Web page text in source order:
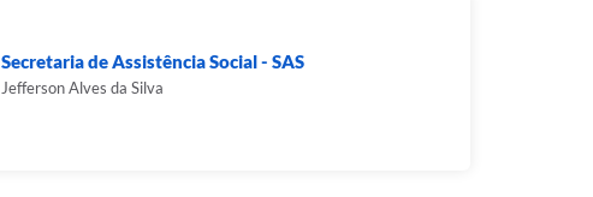
Secretaria de Assistência Social - SAS
Jefferson Alves da Silva